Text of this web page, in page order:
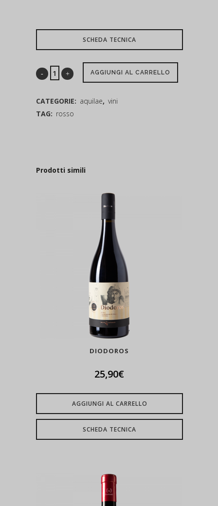
SCHEDA TECNICA
AGGIUNGI AL CARRELLO
CATEGORIE: aquilae, vini
TAG: rosso
Prodotti simili
DIODOROS
25,90€
AGGIUNGI AL CARRELLO
SCHEDA TECNICA